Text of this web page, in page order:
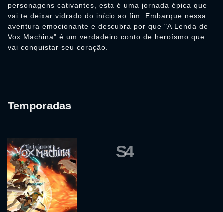
personagens cativantes, esta é uma jornada épica que
vai te deixar vidrado do início ao fim. Embarque nessa
aventura emocionante e descubra por que "A Lenda de
Vox Machina" é um verdadeiro conto de heroísmo que
vai conquistar seu coração.
Temporadas
S4